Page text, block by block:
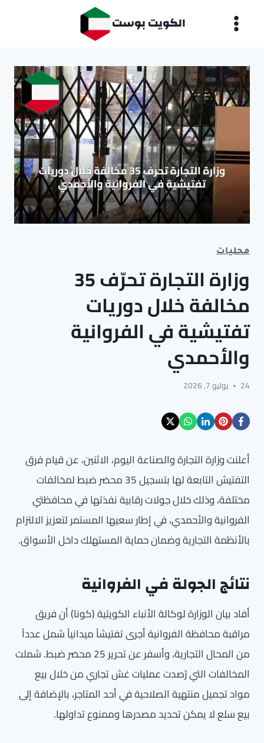
الكويت بوست
محليات
وزارة التجارة تحرّف 35
مخالفة خلال دوريات
تفتيشية في الفروانية
والأحمدي
24 يوليو 7, 2026
أعلنت وزارة التجارة والصناعة اليوم، الاثنين، عن قيام فرق
التفتيش التابعة لها بتسجيل 35 محضر ضبط لمخالفات
مختلفة، وذلك خلال جولات رقابية نفذتها في محافظتي
الفروانية والأحمدي، في إطار سعيها المستمر لتعزيز الالتزام
بالأنظمة التجارية وضمان حماية المستهلك داخل الأسواق.
نتائج الجولة في الفروانية
أفاد بيان الوزارة لوكالة الأنباء الكويتية (كونا) أن فريق
مراقبة محافظة الفروانية أجرى تفتيشاً ميدانياً شمل عدداً
من المحال التجارية، وأسفر عن تحرير 25 محضر ضبط. شملت
المخالفات التي رُصدت عمليات غش تجاري من خلال بيع
مواد تجميل منتهية الصلاحية في أحد المتاجر، بالإضافة إلى
بيع سلع لا يمكن تحديد مصدرها وممنوع تداولها.